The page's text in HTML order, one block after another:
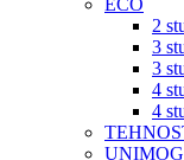
ECO
2
3
3
4
4
UNIMOG